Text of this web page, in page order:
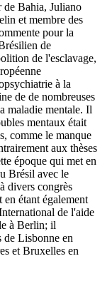
de Bahia, Juliano
et membre des
pour la
de
de l'esclavage,
à la
de de nombreuses
maladie mentale. Il
mentaux était
comme le manque
aux thèses
époque qui met en
Brésil avec le
divers congrès
étant également
de l'aide
à Berlin; il
de Lisbonne en
et Bruxelles en